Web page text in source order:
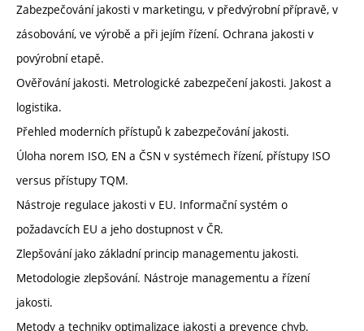
Zabezpečování jakosti v marketingu, v předvýrobní přípravě, v
zásobování, ve výrobě a při jejím řízení. Ochrana jakosti v
povýrobní etapě.
Ověřování jakosti. Metrologické zabezpečení jakosti. Jakost a
logistika.
Přehled moderních přístupů k zabezpečování jakosti.
Úloha norem ISO, EN a ČSN v systémech řízení, přístupy ISO
versus přístupy TQM.
Nástroje regulace jakosti v EU. Informační systém o
požadavcích EU a jeho dostupnost v ČR.
Zlepšování jako základní princip managementu jakosti.
Metodologie zlepšování. Nástroje managementu a řízení
jakosti.
Metody a techniky optimalizace jakosti a prevence chyb.